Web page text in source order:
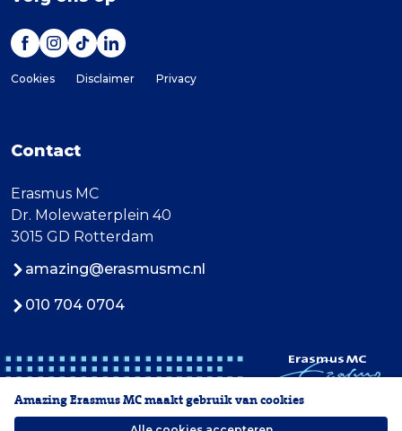
Cookies Disclaimer Privacy
Contact
Erasmus MC
Dr. Molewaterplein 40
3015 GD Rotterdam
amazing@erasmusmc.nl
010 704 0704
Amazing Erasmus MC maakt gebruik van cookies